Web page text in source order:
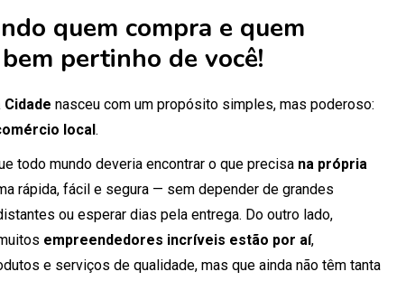
quem compra e quem
pertinho de você!
nasceu com um propósito simples, mas poderoso:
local.
todo mundo deveria encontrar o que precisa na própria
rápida, fácil e segura — sem depender de grandes
ou esperar dias pela entrega. Do outro lado,
empreendedores incríveis estão por aí,
e serviços de qualidade, mas que ainda não têm tanta